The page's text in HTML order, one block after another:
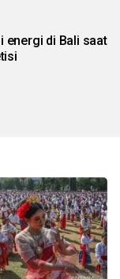
energi di Bali saat